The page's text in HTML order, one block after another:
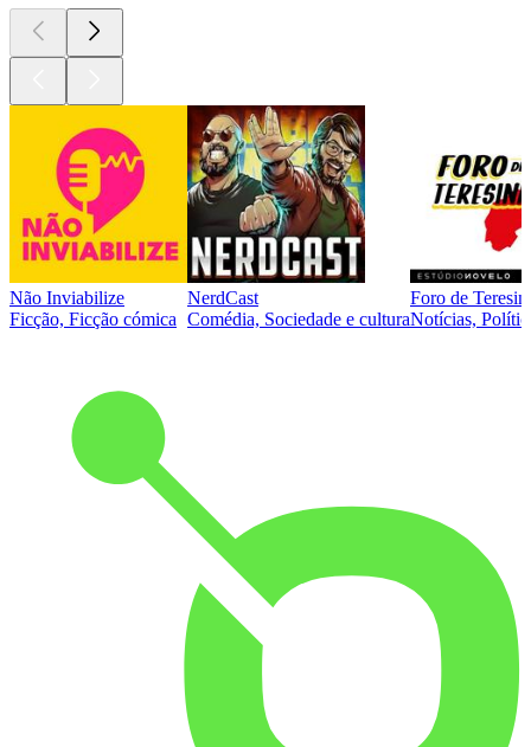
Não Inviabilize
Ficção, Ficção cómica
NerdCast
Comédia, Sociedade e cultura
Foro de
Notícias,